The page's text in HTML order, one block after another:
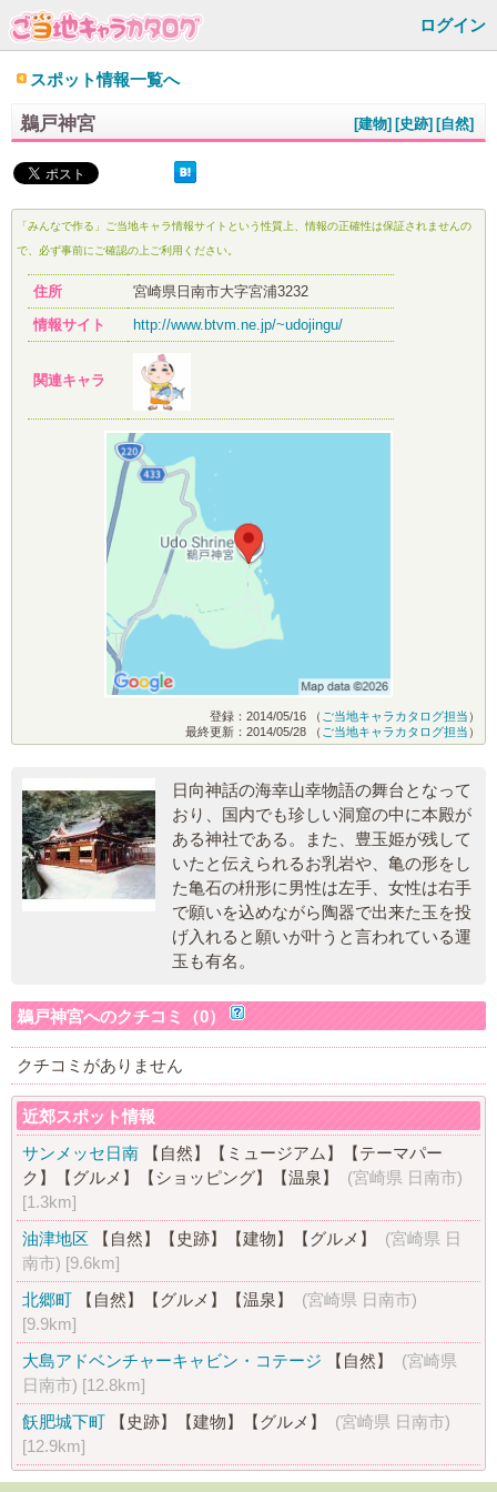
ログイン
スポット情報一覧へ
鵜戸神宮 [自然]
[史跡]
[建物]
「みんなで作る」ご当地キャラ情報サイトという性質上、情報の正確性は保証されませんの
で、必ず事前にご確認の上ご利用ください。
住所
宮崎県日南市大字宮浦3232
情報サイト
http://www.btvm.ne.jp/~udojingu/
関連キャラ
登録：2014/05/16 （ ご当地キャラカタログ担当 ）
最終更新：2014/05/28 （ ご当地キャラカタログ担当 ）
日向神話の海幸山幸物語の舞台となって
おり、国内でも珍しい洞窟の中に本殿が
ある神社である。また、豊玉姫が残して
いたと伝えられるお乳岩や、亀の形をし
た亀石の枡形に男性は左手、女性は右手
で願いを込めながら陶器で出来た玉を投
げ入れると願いが叶うと言われている運
玉も有名。
鵜戸神宮へのクチコミ（0）
クチコミがありません
近郊スポット情報
サンメッセ日南
【自然】 【ミュージアム】
【テーマパー
ク】
【グルメ】 【ショッピング】 【温泉】
(宮崎県 日南市)
[1.3km]
油津地区
【自然】 【史跡】 【建物】 【グルメ】
(宮崎県 日
南市) [9.6km]
北郷町
【自然】 【グルメ】 【温泉】
(宮崎県 日南市)
[9.9km]
大島アドベンチャーキャビン・コテージ
【自然】
(宮崎県
日南市) [12.8km]
飫肥城下町
【史跡】 【建物】 【グルメ】
(宮崎県 日南市)
[12.9km]